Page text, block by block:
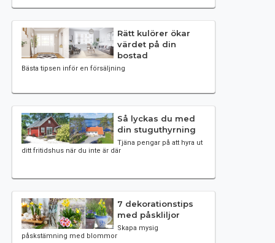
Rätt kulörer ökar
värdet på din
bostad
Bästa tipsen inför en försäljning
Så lyckas du med
din stuguthyrning
Tjäna pengar på att hyra ut
ditt fritidshus när du inte är där
7 dekorationstips
med påskliljor
Skapa mysig
påskstämning med blommor